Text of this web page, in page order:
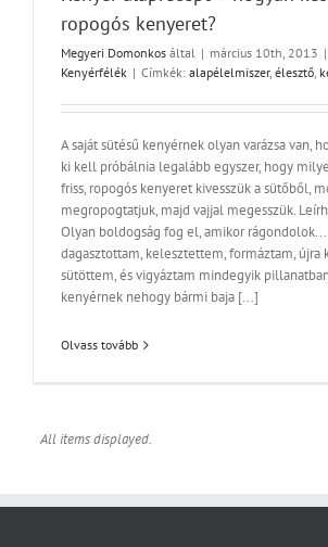
ropogós kenyeret?
Megyeri Domonkos által | március 10th, 2013 |
Kenyérfélék | Címkék: alapélelmiszer, élesztő,
A saját sütésű kenyérnek olyan varázsa van,
ki kell próbálnia legalább egyszer, hogy
friss, ropogós kenyeret kivesszük a sütőből,
megropogtatjuk, majd vajjal megesszük.
Olyan boldogság fog el, amikor rágondolok...
dagasztottam, kelesztettem, formáztam, újra
sütöttem, és vigyáztam mindegyik
kenyérnek nehogy bármi baja [...]
Olvass tovább